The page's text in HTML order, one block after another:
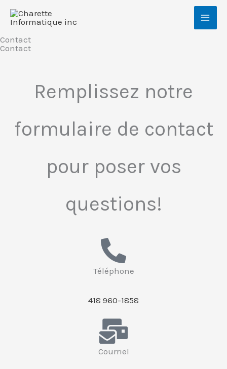
Skip
content
Contact
Contact
Remplissez notre
formulaire de contact
pour poser vos
questions!
Téléphone
418 960-1858
Courriel